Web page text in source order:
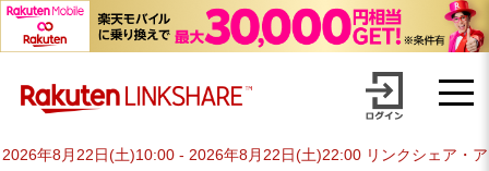
advertiser-html
2026年8月22日(土)10:00 - 2026年8月22日(土)22:00 リンクシェア・ア